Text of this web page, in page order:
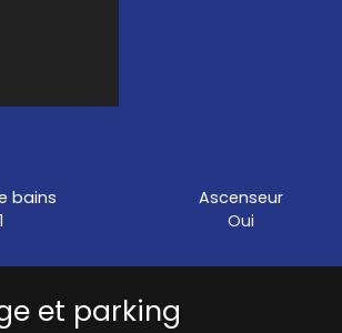
bains
1
Ascenseur
Oui
et parking